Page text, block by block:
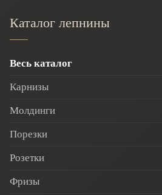
Каталог лепнины
Весь каталог
Карнизы
Молдинги
Порезки
Розетки
Фризы